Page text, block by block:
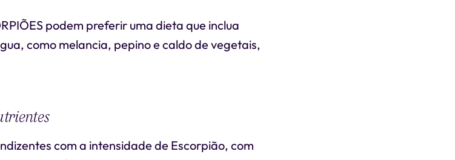
podem preferir uma dieta que inclua
como melancia, pepino e caldo de vegetais,
com a intensidade de Escorpião, com